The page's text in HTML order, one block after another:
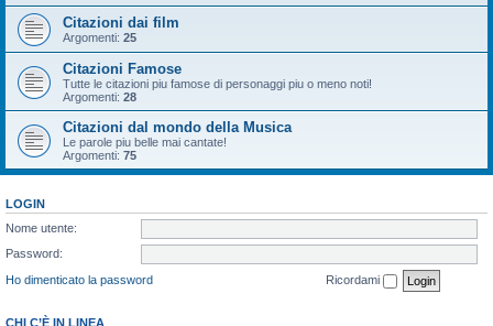
Citazioni dai film
Argomenti: 25
Citazioni Famose
Tutte le citazioni piu famose di personaggi piu o meno noti!
Argomenti: 28
Citazioni dal mondo della Musica
Le parole piu belle mai cantate!
Argomenti: 75
LOGIN
Nome utente:
Password:
Ho dimenticato la password
Ricordami
CHI C’È IN LINEA